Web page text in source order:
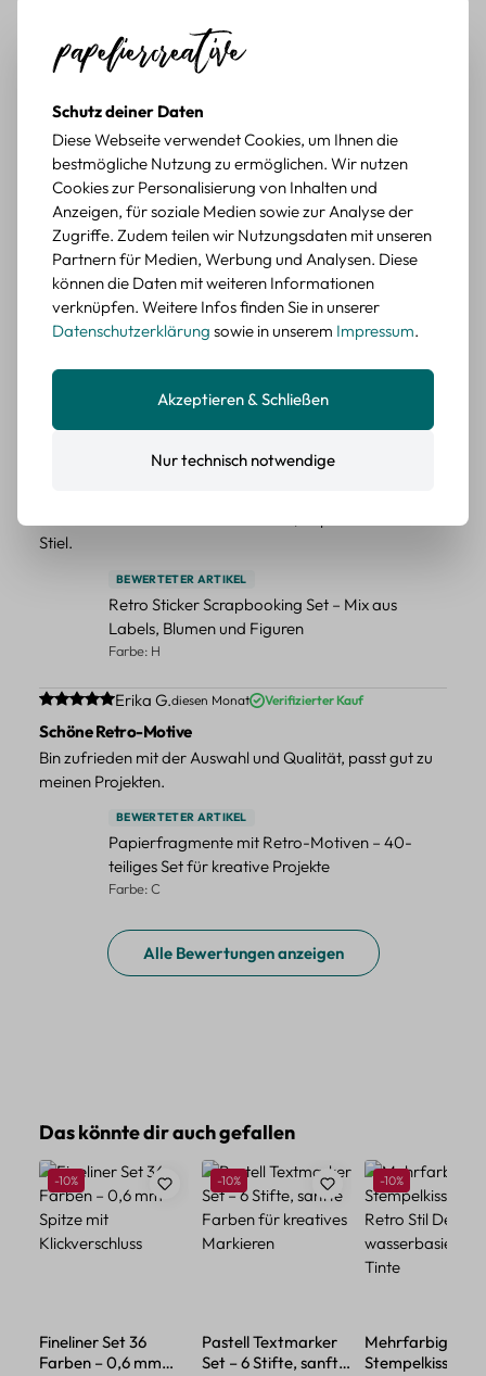
Schöne Motive
Tolle Motive, Briefmarken gehen zu vielen Projekten,
BEWERTETER ARTIKEL
Retro Briefmarken Sticker Set – 45 Papier-
Sticker mit Wald- und Tiermotiven
Durchschnittliche Bewertung von 5 von 5 Sternen
Erika G. diesen Monat Verifizierter Kauf
Schöne Motive
Die Sticker passen gut zu meinen Büchern, würde sie
wieder kaufen.
BEWERTETER ARTIKEL
Retro Blumen Sticker Set – 45 Stück mit 15
verschiedene Motive
Durchschnittliche Bewertung von 5 von 5 Sternen
Erika G.diesen Monat Verifizierter Kauf
Stiel.
BEWERTETER ARTIKEL
Retro Sticker Scrapbooking Set – Mix aus
Labels, Blumen und Figuren
Farbe: H
Durchschnittliche Bewertung von 5 von 5 Sternen
Erika G.diesen Monat Verifizierter Kauf
Schöne Retro-Motive
Bin zufrieden mit der Auswahl und Qualität, passt gut zu
meinen Projekten.
BEWERTETER ARTIKEL
Papierfragmente mit Retro-Motiven – 40-
teiliges Set für kreative Projekte
Farbe: C
Alle Bewertungen anzeigen
Produktgalerie überspringen
Das könnte dir auch gefallen
Rabatt
-10%
Fineliner Set 36
Farben – 0,6 mm
Rabatt
-10%
Pastell Textmarker
Set – 6 Stifte, sanfte
Rabatt
-10%
Mehrfarbiges
Stempelkissen –
Schutz deiner Daten
Diese Webseite verwendet Cookies, um Ihnen die
bestmögliche Nutzung zu ermöglichen. Wir nutzen
Cookies zur Personalisierung von Inhalten und
Anzeigen, für soziale Medien sowie zur Analyse der
Zugriffe. Zudem teilen wir Nutzungsdaten mit unseren
Partnern für Medien, Werbung und Analysen. Diese
können die Daten mit weiteren Informationen
verknüpfen. Weitere Infos finden Sie in unserer
Datenschutzerklärung sowie in unserem Impressum.
Nur technisch notwendige
Akzeptieren & Schließen